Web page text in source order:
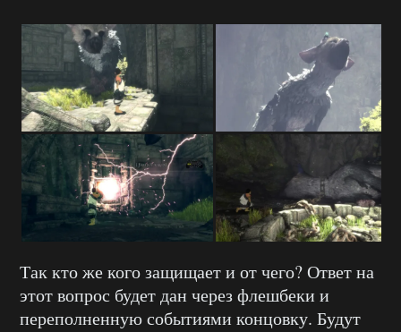
Так кто же кого защищает и от чего? Ответ на
этот вопрос будет дан через флешбеки и
переполненную событиями концовку. Будут